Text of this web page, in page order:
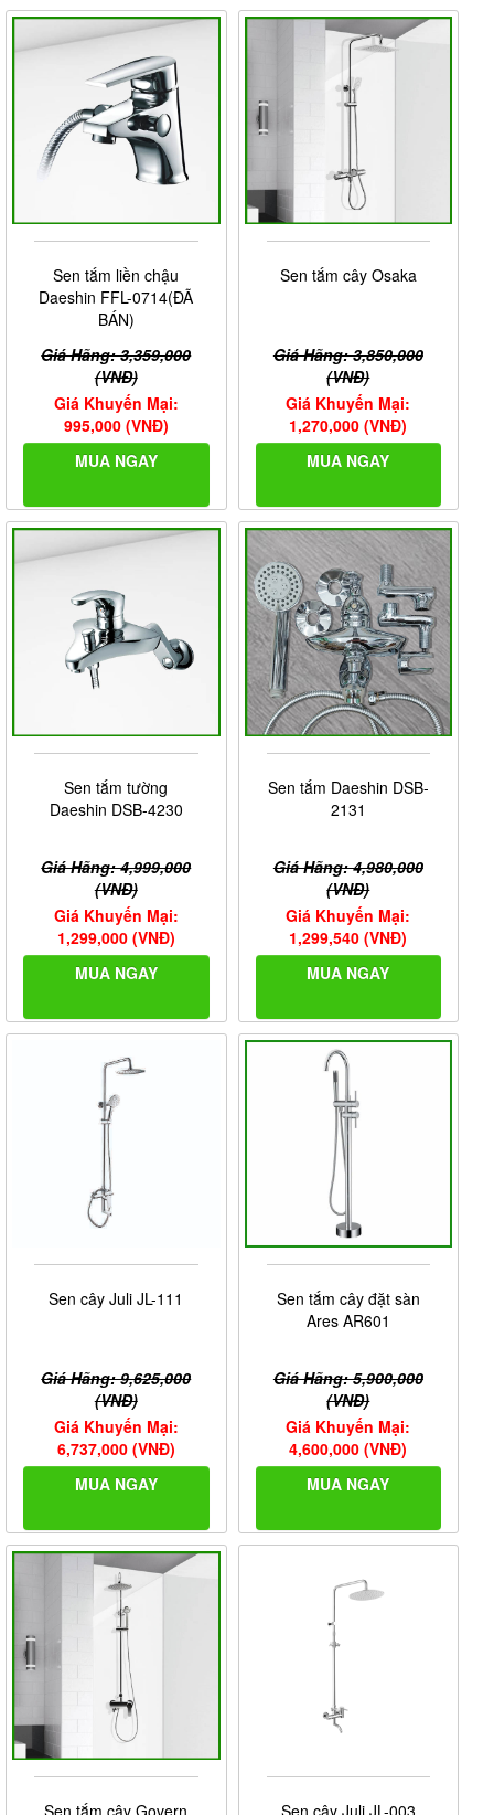
Sen tắm liền chậu
Daeshin FFL-0714(ĐÃ
BÁN)
Giá Hãng: 3,359,000
(VNĐ)
Giá Khuyến Mại:
995,000 (VNĐ)
MUA NGAY
Sen tắm cây Osaka
Giá Hãng: 3,850,000
(VNĐ)
Giá Khuyến Mại:
1,270,000 (VNĐ)
MUA NGAY
Sen tắm tường
Daeshin DSB-4230
Giá Hãng: 4,999,000
(VNĐ)
Giá Khuyến Mại:
1,299,000 (VNĐ)
MUA NGAY
Sen tắm Daeshin DSB-
2131
Giá Hãng: 4,980,000
(VNĐ)
Giá Khuyến Mại:
1,299,540 (VNĐ)
MUA NGAY
Sen cây Juli JL-111
Giá Hãng: 9,625,000
(VNĐ)
Giá Khuyến Mại:
6,737,000 (VNĐ)
MUA NGAY
Sen tắm cây đặt sàn
Ares AR601
Giá Hãng: 5,900,000
(VNĐ)
Giá Khuyến Mại:
4,600,000 (VNĐ)
MUA NGAY
Sen tắm cây Govern Sen cây Juli JL-003